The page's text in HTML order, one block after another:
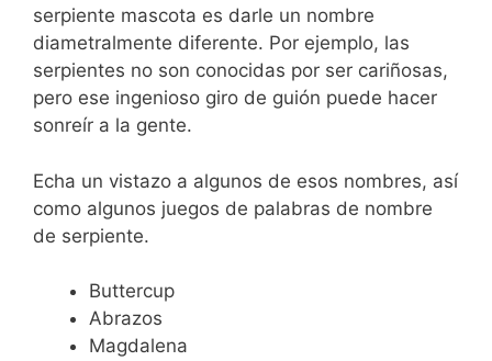
serpiente mascota es darle un nombre
diametralmente diferente. Por ejemplo, las
serpientes no son conocidas por ser cariñosas,
pero ese ingenioso giro de guión puede hacer
sonreír a la gente.
Echa un vistazo a algunos de esos nombres, así
como algunos juegos de palabras de nombre
de serpiente.
Buttercup
Abrazos
Magdalena